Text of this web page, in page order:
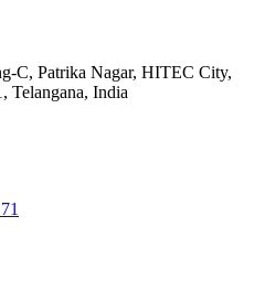
C, Patrika Nagar, HITEC City,
Telangana, India